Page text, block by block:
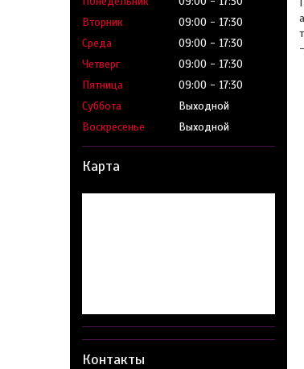
Вторник
09:00
17:30
Среда
09:00
17:30
Четверг
09:00
17:30
Пятница
09:00
17:30
Суббота
Выходной
Воскресенье
Выходной
Карта
Контакты